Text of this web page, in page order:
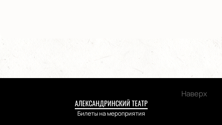
Наверх
АЛЕКСАНДРИНСКИЙ ТЕАТР
Билеты на мероприятия